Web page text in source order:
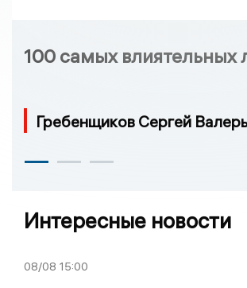
100 самых влиятельных
Гребенщиков Сергей
Интересные новости
08/08 15:00